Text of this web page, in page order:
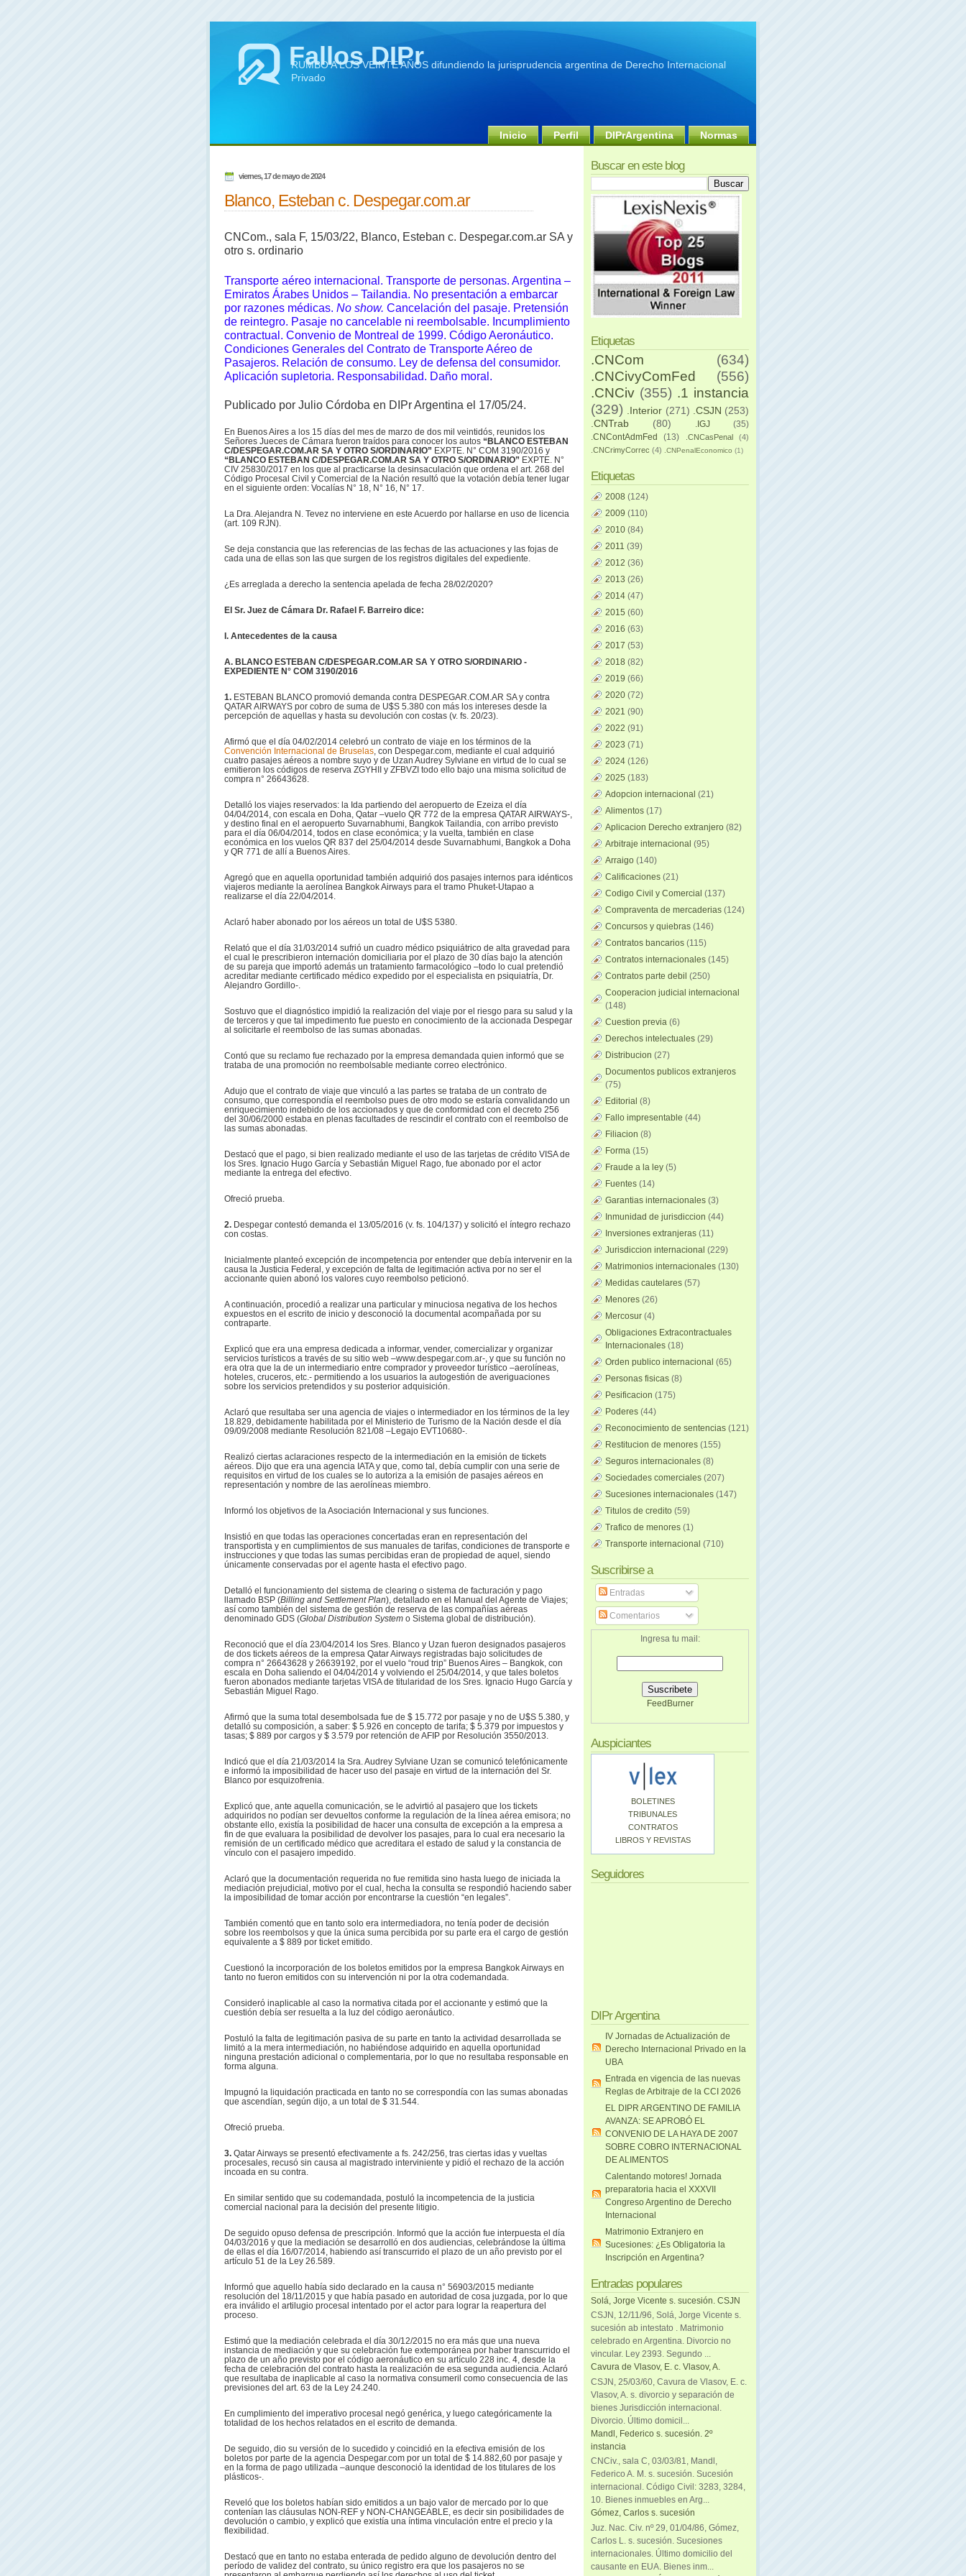
Fallos DIPr
RUMBO A LOS VEINTE AÑOS difundiendo la jurisprudencia argentina de Derecho Internacional
Privado
Inicio Perfil DIPrArgentina Normas
viernes, 17 de mayo de 2024
Blanco, Esteban c. Despegar.com.ar
CNCom., sala F, 15/03/22, Blanco, Esteban c. Despegar.com.ar SA y
otro s. ordinario
Transporte aéreo internacional. Transporte de personas. Argentina –
Emiratos Árabes Unidos – Tailandia. No presentación a embarcar
por razones médicas. No show. Cancelación del pasaje. Pretensión
de reintegro. Pasaje no cancelable ni reembolsable. Incumplimiento
contractual. Convenio de Montreal de 1999. Código Aeronáutico.
Condiciones Generales del Contrato de Transporte Aéreo de
Pasajeros. Relación de consumo. Ley de defensa del consumidor.
Aplicación supletoria. Responsabilidad. Daño moral.
Publicado por Julio Córdoba en DIPr Argentina el 17/05/24.
En Buenos Aires a los 15 días del mes de marzo de dos mil veintidós, reunidos los
Señores Jueces de Cámara fueron traídos para conocer los autos “BLANCO ESTEBAN
C/DESPEGAR.COM.AR SA Y OTRO S/ORDINARIO” EXPTE. N° COM 3190/2016 y
“BLANCO ESTEBAN C/DESPEGAR.COM.AR SA Y OTRO S/ORDINARIO” EXPTE. N°
CIV 25830/2017 en los que al practicarse la desinsaculación que ordena el art. 268 del
Código Procesal Civil y Comercial de la Nación resultó que la votación debía tener lugar
en el siguiente orden: Vocalías N° 18, N° 16, N° 17.
La Dra. Alejandra N. Tevez no interviene en este Acuerdo por hallarse en uso de licencia
(art. 109 RJN).
Se deja constancia que las referencias de las fechas de las actuaciones y las fojas de
cada una de ellas son las que surgen de los registros digitales del expediente.
¿Es arreglada a derecho la sentencia apelada de fecha 28/02/2020?
El Sr. Juez de Cámara Dr. Rafael F. Barreiro dice:
I. Antecedentes de la causa
A. BLANCO ESTEBAN C/DESPEGAR.COM.AR SA Y OTRO S/ORDINARIO -
EXPEDIENTE N° COM 3190/2016
1. ESTEBAN BLANCO promovió demanda contra DESPEGAR.COM.AR SA y contra
QATAR AIRWAYS por cobro de suma de U$S 5.380 con más los intereses desde la
percepción de aquellas y hasta su devolución con costas (v. fs. 20/23).
Afirmó que el día 04/02/2014 celebró un contrato de viaje en los términos de la
Convención Internacional de Bruselas, con Despegar.com, mediante el cual adquirió
cuatro pasajes aéreos a nombre suyo y de Uzan Audrey Sylviane en virtud de lo cual se
emitieron los códigos de reserva ZGYHII y ZFBVZI todo ello bajo una misma solicitud de
compra n° 26643628.
Detalló los viajes reservados: la Ida partiendo del aeropuerto de Ezeiza el día
04/04/2014, con escala en Doha, Qatar –vuelo QR 772 de la empresa QATAR AIRWAYS-,
y destino final en el aeropuerto Suvarnabhumi, Bangkok Tailandia, con arribo previsto
para el día 06/04/2014, todos en clase económica; y la vuelta, también en clase
económica en los vuelos QR 837 del 25/04/2014 desde Suvarnabhumi, Bangkok a Doha
y QR 771 de allí a Buenos Aires.
Agregó que en aquella oportunidad también adquirió dos pasajes internos para idénticos
viajeros mediante la aerolínea Bangkok Airways para el tramo Phuket-Utapao a
realizarse el día 22/04/2014.
Aclaró haber abonado por los aéreos un total de U$S 5380.
Relató que el día 31/03/2014 sufrió un cuadro médico psiquiátrico de alta gravedad para
el cual le prescribieron internación domiciliaria por el plazo de 30 días bajo la atención
de su pareja que importó además un tratamiento farmacológico –todo lo cual pretendió
acreditar mediante certificado médico expedido por el especialista en psiquiatría, Dr.
Alejandro Gordillo-.
Sostuvo que el diagnóstico impidió la realización del viaje por el riesgo para su salud y la
de terceros y que tal impedimento fue puesto en conocimiento de la accionada Despegar
al solicitarle el reembolso de las sumas abonadas.
Contó que su reclamo fue rechazado por la empresa demandada quien informó que se
trataba de una promoción no reembolsable mediante correo electrónico.
Adujo que el contrato de viaje que vinculó a las partes se trataba de un contrato de
consumo, que correspondía el reembolso pues de otro modo se estaría convalidando un
enriquecimiento indebido de los accionados y que de conformidad con el decreto 256
del 30/06/2000 estaba en plenas facultades de rescindir el contrato con el reembolso de
las sumas abonadas.
Destacó que el pago, si bien realizado mediante el uso de las tarjetas de crédito VISA de
los Sres. Ignacio Hugo García y Sebastián Miguel Rago, fue abonado por el actor
mediante la entrega del efectivo.
Ofreció prueba.
2. Despegar contestó demanda el 13/05/2016 (v. fs. 104/137) y solicitó el íntegro rechazo
con costas.
Inicialmente planteó excepción de incompetencia por entender que debía intervenir en la
causa la Justicia Federal, y excepción de falta de legitimación activa por no ser el
accionante quien abonó los valores cuyo reembolso peticionó.
A continuación, procedió a realizar una particular y minuciosa negativa de los hechos
expuestos en el escrito de inicio y desconoció la documental acompañada por su
contraparte.
Explicó que era una empresa dedicada a informar, vender, comercializar y organizar
servicios turísticos a través de su sitio web –www.despegar.com.ar-, y que su función no
era otra que la de un intermediario entre comprador y proveedor turístico –aerolíneas,
hoteles, cruceros, etc.- permitiendo a los usuarios la autogestión de averiguaciones
sobre los servicios pretendidos y su posterior adquisición.
Aclaró que resultaba ser una agencia de viajes o intermediador en los términos de la ley
18.829, debidamente habilitada por el Ministerio de Turismo de la Nación desde el día
09/09/2008 mediante Resolución 821/08 –Legajo EVT10680-.
Realizó ciertas aclaraciones respecto de la intermediación en la emisión de tickets
aéreos. Dijo que era una agencia IATA y que, como tal, debía cumplir con una serie de
requisitos en virtud de los cuales se lo autoriza a la emisión de pasajes aéreos en
representación y nombre de las aerolíneas miembro.
Informó los objetivos de la Asociación Internacional y sus funciones.
Insistió en que todas las operaciones concertadas eran en representación del
transportista y en cumplimientos de sus manuales de tarifas, condiciones de transporte e
instrucciones y que todas las sumas percibidas eran de propiedad de aquel, siendo
únicamente conservadas por el agente hasta el efectivo pago.
Detalló el funcionamiento del sistema de clearing o sistema de facturación y pago
llamado BSP (Billing and Settlement Plan), detallado en el Manual del Agente de Viajes;
así como también del sistema de gestión de reserva de las compañías aéreas
denominado GDS (Global Distribution System o Sistema global de distribución).
Reconoció que el día 23/04/2014 los Sres. Blanco y Uzan fueron designados pasajeros
de dos tickets aéreos de la empresa Qatar Airways registradas bajo solicitudes de
compra n° 26643628 y 26639192, por el vuelo “roud trip” Buenos Aires – Bangkok, con
escala en Doha saliendo el 04/04/2014 y volviendo el 25/04/2014, y que tales boletos
fueron abonados mediante tarjetas VISA de titularidad de los Sres. Ignacio Hugo García y
Sebastián Miguel Rago.
Afirmó que la suma total desembolsada fue de $ 15.772 por pasaje y no de U$S 5.380, y
detalló su composición, a saber: $ 5.926 en concepto de tarifa; $ 5.379 por impuestos y
tasas; $ 889 por cargos y $ 3.579 por retención de AFIP por Resolución 3550/2013.
Indicó que el día 21/03/2014 la Sra. Audrey Sylviane Uzan se comunicó telefónicamente
e informó la imposibilidad de hacer uso del pasaje en virtud de la internación del Sr.
Blanco por esquizofrenia.
Explicó que, ante aquella comunicación, se le advirtió al pasajero que los tickets
adquiridos no podían ser devueltos conforme la regulación de la línea aérea emisora; no
obstante ello, existía la posibilidad de hacer una consulta de excepción a la empresa a
fin de que evaluara la posibilidad de devolver los pasajes, para lo cual era necesario la
remisión de un certificado médico que acreditara el estado de salud y la constancia de
vínculo con el pasajero impedido.
Aclaró que la documentación requerida no fue remitida sino hasta luego de iniciada la
mediación prejudicial, motivo por el cual, hecha la consulta se respondió haciendo saber
la imposibilidad de tomar acción por encontrarse la cuestión “en legales”.
También comentó que en tanto solo era intermediadora, no tenía poder de decisión
sobre los reembolsos y que la única suma percibida por su parte era el cargo de gestión
equivalente a $ 889 por ticket emitido.
Cuestionó la incorporación de los boletos emitidos por la empresa Bangkok Airways en
tanto no fueron emitidos con su intervención ni por la otra codemandada.
Consideró inaplicable al caso la normativa citada por el accionante y estimó que la
cuestión debía ser resuelta a la luz del código aeronáutico.
Postuló la falta de legitimación pasiva de su parte en tanto la actividad desarrollada se
limitó a la mera intermediación, no habiéndose adquirido en aquella oportunidad
ninguna prestación adicional o complementaria, por lo que no resultaba responsable en
forma alguna.
Impugnó la liquidación practicada en tanto no se correspondía con las sumas abonadas
que ascendían, según dijo, a un total de $ 31.544.
Ofreció prueba.
3. Qatar Airways se presentó efectivamente a fs. 242/256, tras ciertas idas y vueltas
procesales, recusó sin causa al magistrado interviniente y pidió el rechazo de la acción
incoada en su contra.
En similar sentido que su codemandada, postuló la incompetencia de la justicia
comercial nacional para la decisión del presente litigio.
De seguido opuso defensa de prescripción. Informó que la acción fue interpuesta el día
04/03/2016 y que la mediación se desarrolló en dos audiencias, celebrándose la última
de ellas el día 16/07/2014, habiendo así transcurrido el plazo de un año previsto por el
artículo 51 de la Ley 26.589.
Informó que aquello había sido declarado en la causa n° 56903/2015 mediante
resolución del 18/11/2015 y que había pasado en autoridad de cosa juzgada, por lo que
era inválido el artilugio procesal intentado por el actor para lograr la reapertura del
proceso.
Estimó que la mediación celebrada el día 30/12/2015 no era más que una nueva
instancia de mediación y que su celebración fue extemporánea por haber transcurrido el
plazo de un año previsto por el código aeronáutico en su artículo 228 inc. 4, desde la
fecha de celebración del contrato hasta la realización de esa segunda audiencia. Aclaró
que resultaba de inaplicable al caso la normativa consumeril como consecuencia de las
previsiones del art. 63 de la Ley 24.240.
En cumplimiento del imperativo procesal negó genérica, y luego categóricamente la
totalidad de los hechos relatados en el escrito de demanda.
De seguido, dio su versión de lo sucedido y coincidió en la efectiva emisión de los
boletos por parte de la agencia Despegar.com por un total de $ 14.882,60 por pasaje y
en la forma de pago utilizada –aunque desconoció la identidad de los titulares de los
plásticos-.
Reveló que los boletos habían sido emitidos a un bajo valor de mercado por lo que
contenían las cláusulas NON-REF y NON-CHANGEABLE, es decir sin posibilidades de
devolución o cambio, y explicó que existía una íntima vinculación entre el precio y la
flexibilidad.
Destacó que en tanto no estaba enterada de pedido alguno de devolución dentro del
período de validez del contrato, su único registro era que los pasajeros no se
Buscar en este blog
Etiquetas
.CNCom
(634)
.CNCivyComFed
(556)
.CNCiv (355) .1 instancia
(329)
.Interior (271) .CSJN (253)
.CNTrab
(80) .IGJ
(35)
.CNContAdmFed
(13) .CNCasPenal
(4)
.CNCrimyCorrec (4) .CNPenalEconomico (1)
Etiquetas
2008 (124)
2009 (110)
2010 (84)
2011 (39)
2012 (36)
2013 (26)
2014 (47)
2015 (60)
2016 (63)
2017 (53)
2018 (82)
2019 (66)
2020 (72)
2021 (90)
2022 (91)
2023 (71)
2024 (126)
2025 (183)
Adopcion internacional (21)
Alimentos (17)
Aplicacion Derecho extranjero (82)
Arbitraje internacional (95)
Arraigo (140)
Calificaciones (21)
Codigo Civil y Comercial (137)
Compraventa de mercaderias (124)
Concursos y quiebras (146)
Contratos bancarios (115)
Contratos internacionales (145)
Contratos parte debil (250)
Cooperacion judicial internacional
(148)
Cuestion previa (6)
Derechos intelectuales (29)
Distribucion (27)
Documentos publicos extranjeros
(75)
Editorial (8)
Fallo impresentable (44)
Filiacion (8)
Forma (15)
Fraude a la ley (5)
Fuentes (14)
Garantias internacionales (3)
Inmunidad de jurisdiccion (44)
Inversiones extranjeras (11)
Jurisdiccion internacional (229)
Matrimonios internacionales (130)
Medidas cautelares (57)
Menores (26)
Mercosur (4)
Obligaciones Extracontractuales
Internacionales (18)
Orden publico internacional (65)
Personas fisicas (8)
Pesificacion (175)
Poderes (44)
Reconocimiento de sentencias (121)
Restitucion de menores (155)
Seguros internacionales (8)
Sociedades comerciales (207)
Sucesiones internacionales (147)
Titulos de credito (59)
Trafico de menores (1)
Transporte internacional (710)
Suscribirse a
Entradas
Comentarios
Ingresa tu mail:
FeedBurner
Auspiciantes
BOLETINES
TRIBUNALES
CONTRATOS
LIBROS Y REVISTAS
Seguidores
DIPr Argentina
IV Jornadas de Actualización de
Derecho Internacional Privado en la
UBA
Entrada en vigencia de las nuevas
Reglas de Arbitraje de la CCI 2026
EL DIPR ARGENTINO DE FAMILIA
AVANZA: SE APROBÓ EL
CONVENIO DE LA HAYA DE 2007
SOBRE COBRO INTERNACIONAL
DE ALIMENTOS
Calentando motores! Jornada
preparatoria hacia el XXXVII
Congreso Argentino de Derecho
Internacional
Matrimonio Extranjero en
Sucesiones: ¿Es Obligatoria la
Inscripción en Argentina?
Entradas populares
Solá, Jorge Vicente s. sucesión. CSJN
CSJN, 12/11/96, Solá, Jorge Vicente s.
sucesión ab intestato . Matrimonio
celebrado en Argentina. Divorcio no
vincular. Ley 2393. Segundo ...
Cavura de Vlasov, E. c. Vlasov, A.
CSJN, 25/03/60, Cavura de Vlasov, E. c.
Vlasov, A. s. divorcio y separación de
bienes Jurisdicción internacional.
Divorcio. Último domicil...
Mandl, Federico s. sucesión. 2º
instancia
CNCiv., sala C, 03/03/81, Mandl,
Federico A. M. s. sucesión. Sucesión
internacional. Código Civil: 3283, 3284,
10. Bienes inmuebles en Arg...
Gómez, Carlos s. sucesión
Juz. Nac. Civ. nº 29, 01/04/86, Gómez,
Carlos L. s. sucesión. Sucesiones
internacionales. Último domicilio del
causante en EUA. Bienes inm...